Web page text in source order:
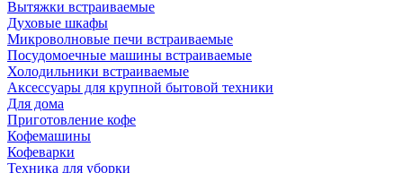
Вытяжки встраиваемые
Духовые шкафы
Микроволновые печи встраиваемые
Посудомоечные машины встраиваемые
Холодильники встраиваемые
Аксессуары для крупной бытовой техники
Для дома
Приготовление кофе
Кофемашины
Кофеварки
Техника для уборки